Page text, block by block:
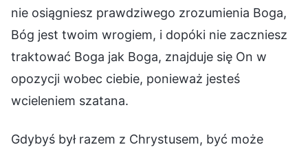
nie osiągniesz prawdziwego zrozumienia Boga,
Bóg jest twoim wrogiem, i dopóki nie zaczniesz
traktować Boga jak Boga, znajduje się On w
opozycji wobec ciebie, ponieważ jesteś
wcieleniem szatana.
Gdybyś był razem z Chrystusem, być może